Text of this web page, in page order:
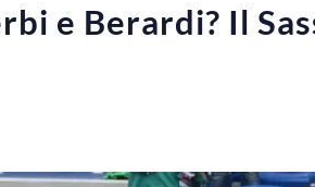
e Berardi? Il